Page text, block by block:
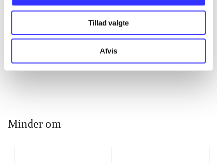
Tillad valgte
Afvis
Minder om